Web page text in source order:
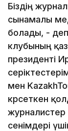
Біздің
сынамалы
болады, - деп
клубының
президенті
мен
көрсеткен
журналистер
сенімдері